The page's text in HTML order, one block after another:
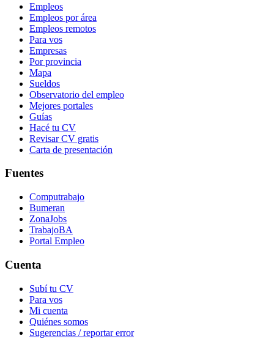
Empleos
Empleos por área
Empleos remotos
Para vos
Empresas
Por provincia
Mapa
Sueldos
Observatorio del empleo
Mejores portales
Guías
Hacé tu CV
Revisar CV gratis
Carta de presentación
Fuentes
Computrabajo
Bumeran
ZonaJobs
TrabajoBA
Portal Empleo
Cuenta
Subí tu CV
Para vos
Mi cuenta
Quiénes somos
Sugerencias / reportar error